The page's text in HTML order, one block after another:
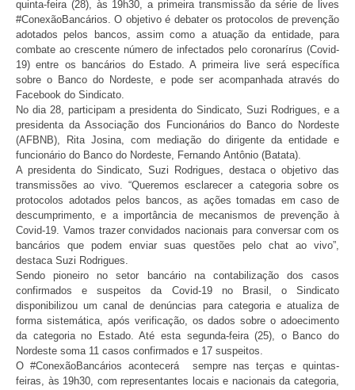
quinta-feira (28), às 19h30, a primeira transmissão da série de lives
#ConexãoBancários. O objetivo é debater os protocolos de prevenção
adotados pelos bancos, assim como a atuação da entidade, para
combate ao crescente número de infectados pelo coronarírus (Covid-
19) entre os bancários do Estado. A primeira live será específica
sobre o Banco do Nordeste, e pode ser acompanhada através do
Facebook do Sindicato.
No dia 28, participam a presidenta do Sindicato, Suzi Rodrigues, e a
presidenta da Associação dos Funcionários do Banco do Nordeste
(AFBNB), Rita Josina, com mediação do dirigente da entidade e
funcionário do Banco do Nordeste, Fernando Antônio (Batata).
A presidenta do Sindicato, Suzi Rodrigues, destaca o objetivo das
transmissões ao vivo. “Queremos esclarecer a categoria sobre os
protocolos adotados pelos bancos, as ações tomadas em caso de
descumprimento, e a importância de mecanismos de prevenção à
Covid-19. Vamos trazer convidados nacionais para conversar com os
bancários que podem enviar suas questões pelo chat ao vivo”,
destaca Suzi Rodrigues.
Sendo pioneiro no setor bancário na contabilização dos casos
confirmados e suspeitos da Covid-19 no Brasil, o Sindicato
disponibilizou um canal de denúncias para categoria e atualiza de
forma sistemática, após verificação, os dados sobre o adoecimento
da categoria no Estado. Até esta segunda-feira (25), o Banco do
Nordeste soma 11 casos confirmados e 17 suspeitos.
O #ConexãoBancários acontecerá sempre nas terças e quintas-
feiras, às 19h30, com representantes locais e nacionais da categoria,